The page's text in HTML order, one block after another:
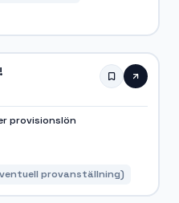
provisionslön
provanställning)